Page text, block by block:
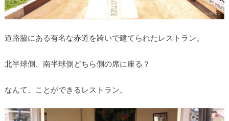
道路脇にある有名な赤道を跨いで建てられたレストラン。
北半球側、南半球側どちら側の席に座る？
なんて、ことができるレストラン。